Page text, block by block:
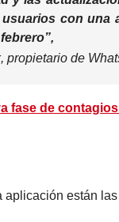
con una
de
fase de
aplicación están